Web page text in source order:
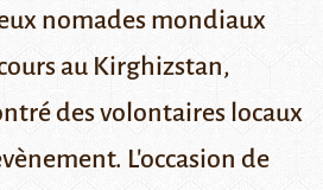
nomades mondiaux
au Kirghizstan,
des volontaires locaux
L'occasion de